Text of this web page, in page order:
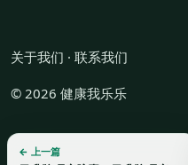
← 上一篇
关于我们 · 联系我们
© 2026 健康我乐乐